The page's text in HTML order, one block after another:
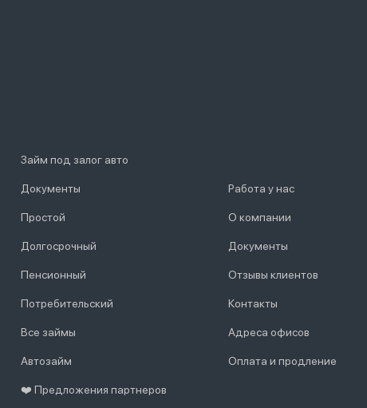
Займ под залог авто
Документы
Простой
Долгосрочный
Пенсионный
Потребительский
Все займы
Автозайм
❤️ Предложения партнеров
Работа у нас
О компании
Документы
Отзывы клиентов
Контакты
Адреса офисов
Оплата и продление